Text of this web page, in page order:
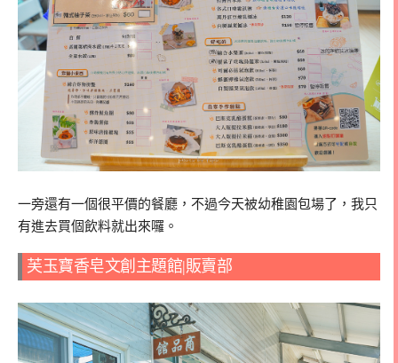
一旁還有一個很平價的餐廳，不過今天被幼稚園包場了，我只
有進去買個飲料就出來囉。
芙玉寶香皂文創主題館|販賣部